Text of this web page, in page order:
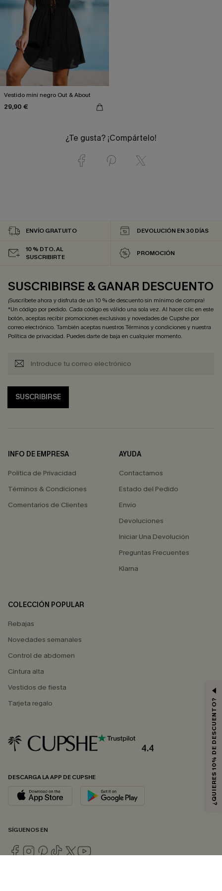
Vestido mini negro Out & About
29,90 €
¿Te gusta? ¡Compártelo!
ENVÍO GRATUITO DEVOLUCIÓN EN 30 DÍAS
10 % DTO. AL
SUSCRIBIRTE
PROMOCIÓN
SUSCRIBIRSE & GANAR DESCUENTO
¡Suscríbete ahora y disfruta de un 10 % de descuento sin mínimo de compra!
*Un código por pedido. Cada código es válido una sola vez. Al hacer clic en este
botón, aceptas recibir promociones exclusivas y novedades de Cupshe por
correo electrónico. También aceptas nuestrosTérminos y condicionesy nuestra
Política de privacidad. Puedes darte de baja en cualquier momento.
SUSCRIBIRSE
INFO DE EMPRESA
Política de Privacidad
Términos & Condiciones
Comentarios de Clientes
AYUDA
Contactarnos
Estado del Pedido
Envío
Devoluciones
Iniciar Una Devolución
Preguntas Frecuentes
Klarna
COLECCIÓN POPULAR
Rebajas
Novedades semanales
Control de abdomen
Cintura alta
Vestidos de fiesta
Tarjeta regalo
4.4
DESCARGA LA APP DE CUPSHE
SÍGUENOS EN
¿QUIERES 10% DE DESCUENTO?